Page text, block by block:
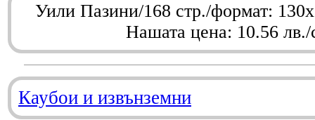
Уили Пазини/168 стр./формат:
Нашата цена: 10.56 лв./
Каубои и извънземни